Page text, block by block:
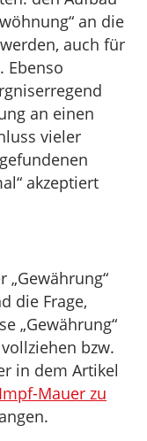
an die
auch für
Ebenso
an einen
vieler
akzeptiert
„Gewährung“
die Frage,
„Gewährung“
bzw.
in dem Artikel
Mauer zu